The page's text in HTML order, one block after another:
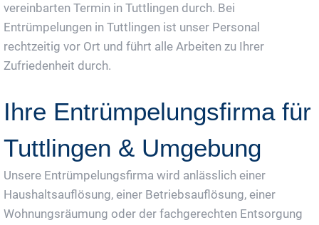
vereinbarten Termin in Tuttlingen durch. Bei
Entrümpelungen in Tuttlingen ist unser Personal
rechtzeitig vor Ort und führt alle Arbeiten zu Ihrer
Zufriedenheit durch.
Ihre Entrümpelungsfirma für
Tuttlingen & Umgebung
Unsere Entrümpelungsfirma wird anlässlich einer
Haushaltsauflösung, einer Betriebsauflösung, einer
Wohnungsräumung oder der fachgerechten Entsorgung